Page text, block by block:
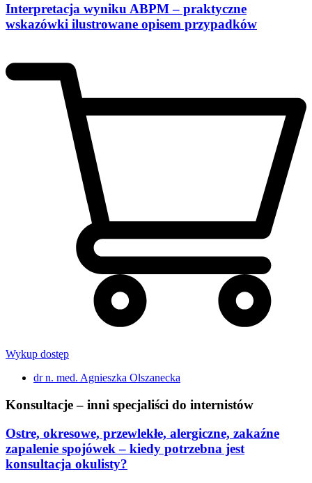
Interpretacja wyniku ABPM – praktyczne
wskazówki ilustrowane opisem przypadków
Wykup dostęp
dr n. med. Agnieszka Olszanecka
Konsultacje – inni specjaliści do internistów
Ostre, okresowe, przewlekłe, alergiczne, zakaźne
zapalenie spojówek – kiedy potrzebna jest
konsultacja okulisty?